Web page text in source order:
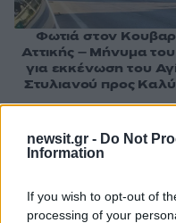
newsit.gr - Do Not
Information
If you wish to opt-out of
processing of your
Σχόλια
Φωτιά στον
Αττικής – Μήνυμα του
για εκκένωση του
Στυλιανού προς